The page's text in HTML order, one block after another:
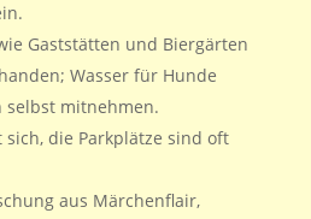
Gaststätten und Biergärten
Wasser für Hunde
selbst mitnehmen.
die Parkplätze sind oft
aus Märchenflair,